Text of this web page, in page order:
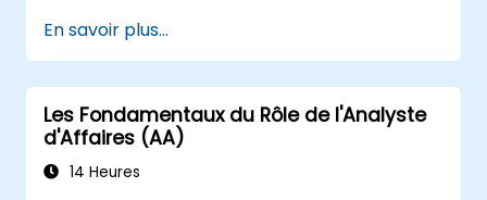
En savoir plus...
Les Fondamentaux du Rôle de l'Analyste
d'Affaires (AA)
14 Heures